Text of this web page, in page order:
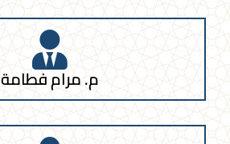
م. مرام فطامة